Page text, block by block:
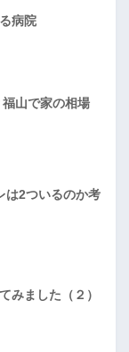
病院
山で家の相場
は2ついるのか考
みました（２）